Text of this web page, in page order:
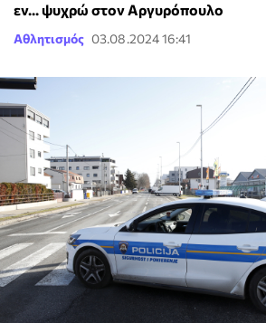
εν... ψυχρώ στον Αργυρόπουλο
Αθλητισμός 03.08.2024 16:41